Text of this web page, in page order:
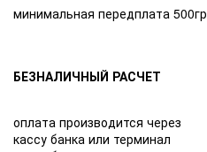
минимальная передплата 500гр
БЕЗНАЛИЧНЫЙ РАСЧЕТ
оплата производится через
кассу банка или терминал